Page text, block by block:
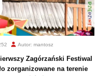
Autor: mantosz
Zagórzański Festiwal
zorganizowane na terenie